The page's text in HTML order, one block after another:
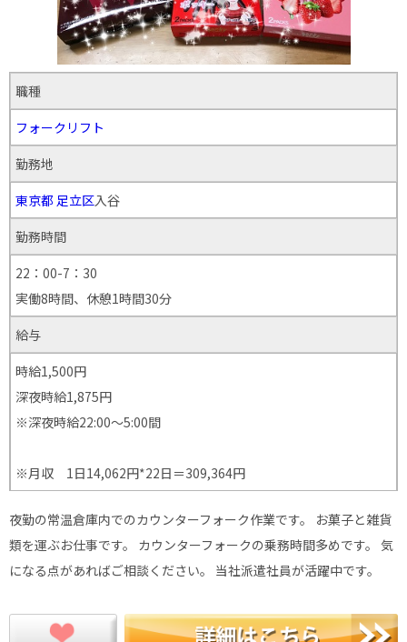
職種
フォークリフト
勤務地
東京都 足立区入谷
勤務時間
22：00-7：30
実働8時間、休憩1時間30分
給与
時給1,500円
深夜時給1,875円
※深夜時給22:00〜5:00間
※月収 1日14,062円*22日＝309,364円
夜勤の常温倉庫内でのカウンターフォーク作業です。 お菓子と雑貨
類を運ぶお仕事です。 カウンターフォークの乗務時間多めです。 気
になる点があればご相談ください。 当社派遣社員が活躍中です。